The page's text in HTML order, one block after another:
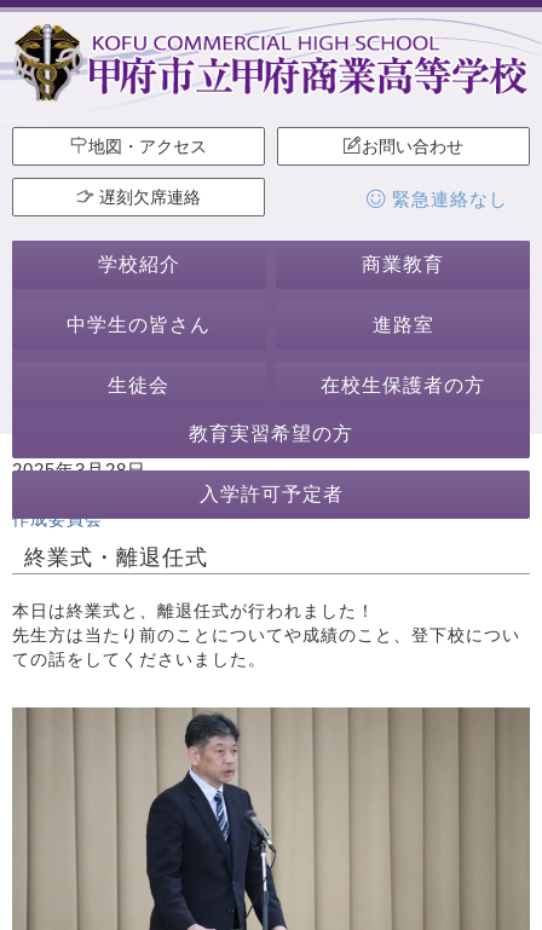
地図・アクセス お問い合わせ
遅刻欠席連絡 緊急連絡なし
学校紹介 商業教育
中学生の皆さん 進路室
生徒会 在校生保護者の方
教育実習希望の方
入学許可予定者
2025年3月28日
始業式・終業式 行事・活動
作成委員会
終業式・離退任式
本日は終業式と、離退任式が行われました！
先生方は当たり前のことについてや成績のこと、登下校につい
ての話をしてくださいました。